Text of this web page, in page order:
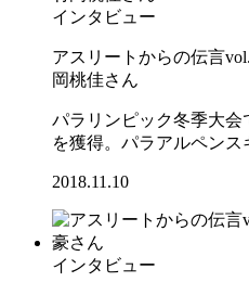
インタビュー
アスリートからの伝言
岡桃佳さん
パラリンピック冬季大
を獲得。パラアルペンス
2018.11.10
インタビュー